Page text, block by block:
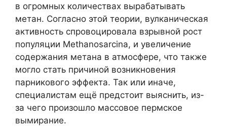
в огромных количествах вырабатывать
метан. Согласно этой теории, вулканическая
активность спровоцировала взрывной рост
популяции Methanosarcina, и увеличение
содержания метана в атмосфере, что также
могло стать причиной возникновения
парникового эффекта. Так или иначе,
специалистам ещё предстоит выяснить, из-
за чего произошло массовое пермское
вымирание.